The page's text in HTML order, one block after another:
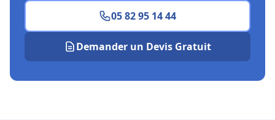
05 82 95 14 44
Demander un Devis Gratuit